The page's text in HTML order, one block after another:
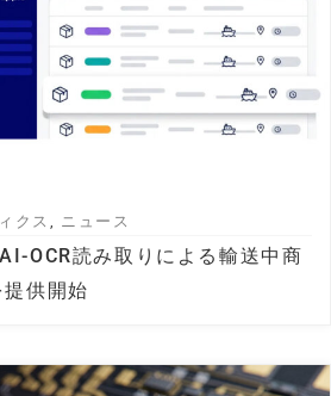
OCR読み取りによる輸送中商
供開始
クス, ニュース